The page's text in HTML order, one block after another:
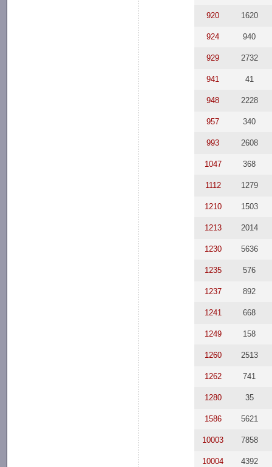
920 1620
924 940
929 2732
941 41
948 2228
957 340
993 2608
1047 368
1112 1279
1210 1503
1213 2014
1230 5636
1235 576
1237 892
1241 668
1249 158
1260 2513
1262 741
1280 35
1586 5621
10003 7858
10004 4392